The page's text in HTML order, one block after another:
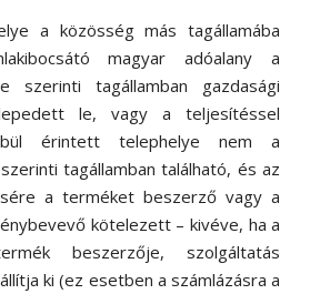
a közösség más tagállamába
magyar adóalany a
szerinti tagállamban gazdasági
le, vagy a teljesítéssel
érintett telephelye nem a
tagállamban található, és az
a terméket beszerző vagy a
kötelezett – kivéve, ha a
beszerzője, szolgáltatás
ki (ez esetben a számlázásra a